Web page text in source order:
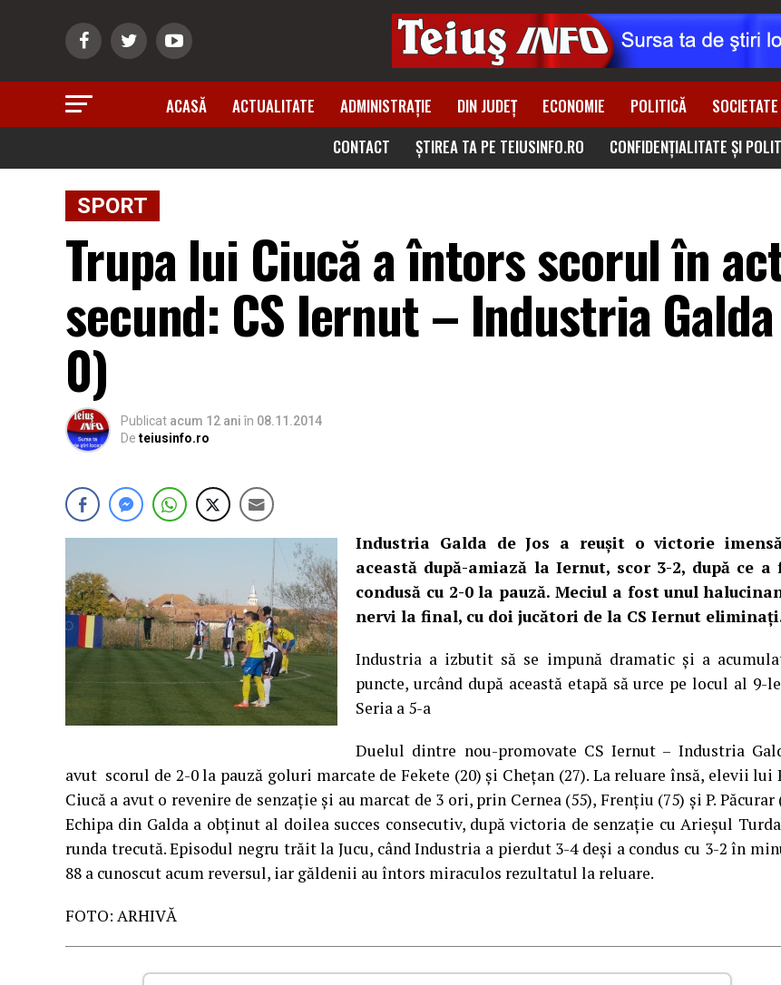
ACASĂ ACTUALITATE ADMINISTRAȚIE DIN JUDEȚ ECONOMIE POLITICĂ SOCIETATE
CONTACT
ȘTIREA TA PE TEIUSINFO.RO CONFIDENȚIALITATE ȘI
SPORT
Trupa lui Ciucă a întors scorul în
secund: CS Iernut – Industria
0)
Publicat acum 12 ani în 08.11.2014
De teiusinfo.ro
Industria Galda de Jos a reușit o victorie
această după-amiază la Iernut, scor 3-2, după ce a
condusă cu 2-0 la pauză. Meciul a fost unul
nervi la final, cu doi jucători de la CS Iernut
Industria a izbutit să se impună dramatic și a
puncte, urcând după această etapă să urce pe locul al 9-
Seria a 5-a
Duelul dintre nou-promovate CS Iernut – Industria
avut scorul de 2-0 la pauză goluri marcate de Fekete (20) și Chețan (27). La reluare însă, elevii lui
Ciucă a avut o revenire de senzație și au marcat de 3 ori, prin Cernea (55), Frențiu (75) și P. Păcurar
Echipa din Galda a obținut al doilea succes consecutiv, după victoria de senzație cu Arieșul
runda trecută. Episodul negru trăit la Jucu, când Industria a pierdut 3-4 deși a condus cu 3-2 în
88 a cunoscut acum reversul, iar găldenii au întors miraculos rezultatul la reluare.
FOTO: ARHIVĂ